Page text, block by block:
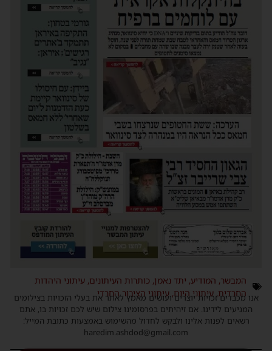
המבשר, המודיע, יתד נאמן, כותרות העיתונים, עיתוני היהדות
החרדית,עיתוני היום,עיתוני הציבור החרדי
אנו מכבדים זכויות יוצרים ועושים מאמץ לאתר את בעלי הזכויות בצילומים
המגיעים לידינו. אם זיהיתים בפרסומינו צילום שיש לכם זכויות בו, אתם
רשאים לפנות אלינו ולבקש לחדול מהשימוש באמצעות כתובת המייל:
haredim.ashdod@gmail.com